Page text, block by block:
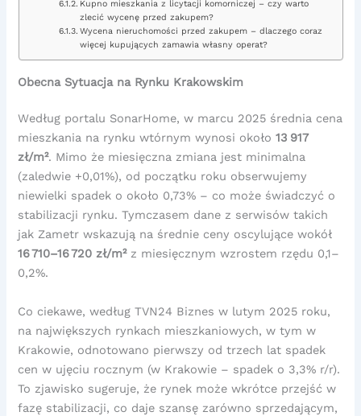
Kupno mieszkania z licytacji komorniczej – czy warto
zlecić wycenę przed zakupem?
Wycena nieruchomości przed zakupem – dlaczego coraz
więcej kupujących zamawia własny operat?
Obecna Sytuacja na Rynku Krakowskim
Według portalu SonarHome, w marcu 2025 średnia cena
mieszkania na rynku wtórnym wynosi około13 917
zł/m². Mimo że miesięczna zmiana jest minimalna
(zaledwie +0,01%), od początku roku obserwujemy
niewielki spadek o około 0,73% – co może świadczyć o
stabilizacji rynku. Tymczasem dane z serwisów takich
jak Zametr wskazują na średnie ceny oscylujące wokół
16 710–16 720 zł/m²z miesięcznym wzrostem rzędu 0,1–
0,2%.
Co ciekawe, według TVN24 Biznes w lutym 2025 roku,
na największych rynkach mieszkaniowych, w tym w
Krakowie, odnotowano pierwszy od trzech lat spadek
cen w ujęciu rocznym (w Krakowie – spadek o 3,3% r/r).
To zjawisko sugeruje, że rynek może wkrótce przejść w
fazę stabilizacji, co daje szansę zarówno sprzedającym,